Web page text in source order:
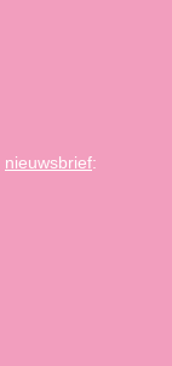
nieuwsbrief: